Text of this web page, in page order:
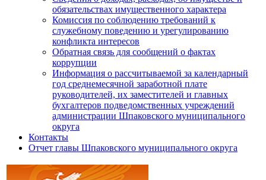
обязательствах имущественного характера
Комиссия по соблюдению требований к
служебному поведению и урегулированию
конфликта интересов
Обратная связь для сообщений о фактах
коррупции
Информация о рассчитываемой за календарный
год среднемесячной заработной плате
руководителей, их заместителей и главных
бухгалтеров подведомственных учреждений
администрации Шпаковского муниципального
округа
Контакты
Отчет главы Шпаковского муниципального округа